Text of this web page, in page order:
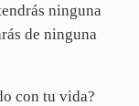
ninguna
de ninguna
con tu vida?